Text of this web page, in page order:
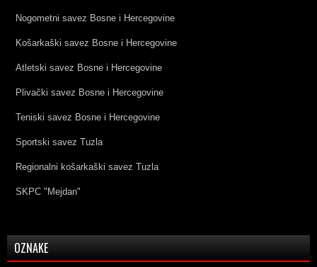
Nogometni savez Bosne i Hercegovine
Košarkaški savez Bosne i Hercegovine
Atletski savez Bosne i Hercegovine
Plivački savez Bosne i Hercegovine
Teniski savez Bosne i Hercegovine
Sportski savez Tuzla
Regionalni košarkaški savez Tuzla
SKPC "Mejdan"
OZNAKE